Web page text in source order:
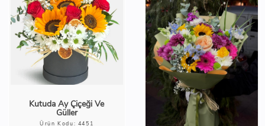
Kutuda Ay Çiçeği Ve
Güller
Ürün Kodu: 4451